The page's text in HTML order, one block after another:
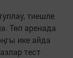
тиешле
Төп аренада
ике айда
тест